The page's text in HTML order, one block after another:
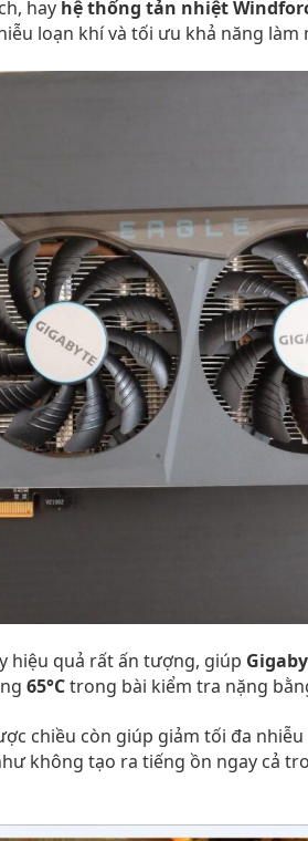
hay hệ thống tản nhiệt
loạn khí và tối ưu khả năng làm
hiệu quả rất ấn tượng, giúp
65°Ctrong bài kiểm tra nặng
chiều còn giúp giảm tối đa
không tạo ra tiếng ồn ngay cả